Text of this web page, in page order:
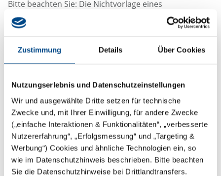
Zustimmung Details Über Cookies
Nutzungserlebnis und Datenschutzeinstellungen
Wir und ausgewählte Dritte setzen für technische
Zwecke und, mit Ihrer Einwilligung, für andere Zwecke
(„einfache Interaktionen & Funktionalitäten“, „verbesserte
Nutzererfahrung“, „Erfolgsmessung“ und „Targeting &
Werbung“) Cookies und ähnliche Technologien ein, so
wie im Datenschutzhinweis beschrieben. Bitte beachten
Sie die Datenschutzhinweise bei Drittlandtransfers.
Bitte beachten Sie: Die Nichtvorlage eines
Unbedenklichkeitsnachweises bei der zuständigen
Behörde ist strafbar und kann bis zur Entziehung der